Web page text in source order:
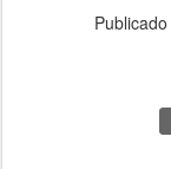
Publicado